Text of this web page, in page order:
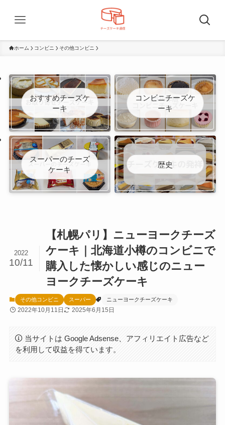
ホーム コンビニ その他コンビニ
おすすめチーズケ
ーキ
コンビニチーズケ
ーキ
スーパーのチーズ
ケーキ
歴史
【札幌パリ】ニューヨークチーズ
ケーキ｜北海道小樽のコンビニで
購入した懐かしい感じのニュー
ヨークチーズケーキ
2022
10/11
その他コンビニ スーパー ニューヨークチーズケーキ
2022年10月11日 2025年6月15日
当サイトは Google Adsense、アフィリエイト広告など
を利用して収益を得ています。